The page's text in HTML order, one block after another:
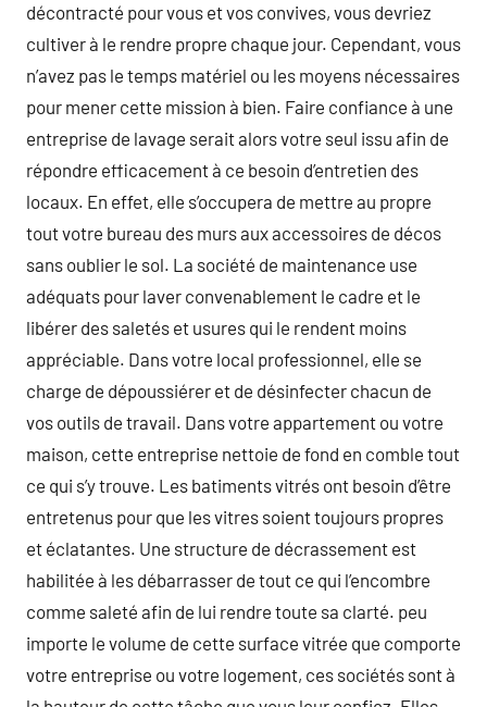
décontracté pour vous et vos convives, vous devriez
cultiver à le rendre propre chaque jour. Cependant, vous
n’avez pas le temps matériel ou les moyens nécessaires
pour mener cette mission à bien. Faire confiance à une
entreprise de lavage serait alors votre seul issu afin de
répondre efficacement à ce besoin d’entretien des
locaux. En effet, elle s’occupera de mettre au propre
tout votre bureau des murs aux accessoires de décos
sans oublier le sol. La société de maintenance use
adéquats pour laver convenablement le cadre et le
libérer des saletés et usures qui le rendent moins
appréciable. Dans votre local professionnel, elle se
charge de dépoussiérer et de désinfecter chacun de
vos outils de travail. Dans votre appartement ou votre
maison, cette entreprise nettoie de fond en comble tout
ce qui s’y trouve. Les batiments vitrés ont besoin d’être
entretenus pour que les vitres soient toujours propres
et éclatantes. Une structure de décrassement est
habilitée à les débarrasser de tout ce qui l’encombre
comme saleté afin de lui rendre toute sa clarté. peu
importe le volume de cette surface vitrée que comporte
votre entreprise ou votre logement, ces sociétés sont à